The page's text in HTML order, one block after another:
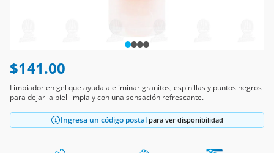
$141.00
Limpiador en gel que ayuda a eliminar granitos, espinillas y puntos negros
para dejar la piel limpia y con una sensación refrescante.
Ingresa un código postal para ver disponibilidad